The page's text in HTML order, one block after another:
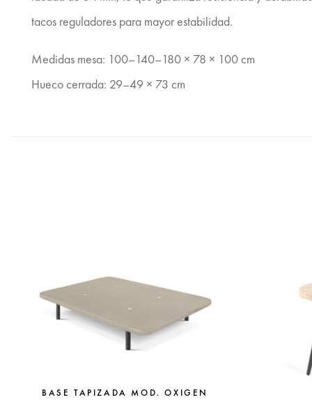
tacos reguladores para mayor estabilidad.
Medidas mesa: 100–140–180 × 78 × 100 cm
Hueco cerrada: 29–49 × 73 cm
BASE TAPIZADA MOD. OXIGEN